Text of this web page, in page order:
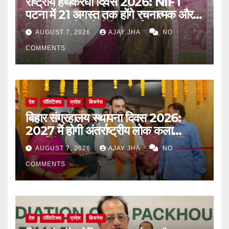
पटना में 21 अगस्त तक होंगे रचनात्मक और
जागरूकता से जुड़े विविध कार्यक्रम
AUGUST 7, 2026 AJAY JHA NO
COMMENTS
देश पॉलिटिक्स प्रदेश बिजनेस
बिहार संग्रहालय स्थापना दिवस 2026:
2027 में होगी अंतर्राष्ट्रीय लोक कला
प्रदर्शनी, मुख्यमंत्री सम्राट चौधरी का बड़ा
ऐलान
AUGUST 7, 2026 AJAY JHA NO
COMMENTS
देश पॉलिटिक्स प्रदेश बिजनेस